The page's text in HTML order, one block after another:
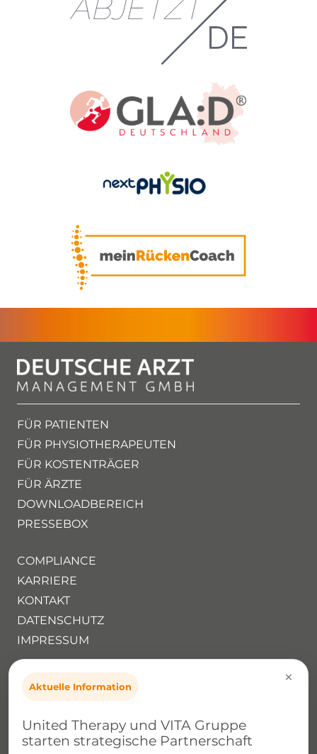
×
Aktuelle Information
United Therapy und VITA Gruppe
starten strategische Partnerschaft
FÜR PATIENTEN
FÜR PHYSIOTHERAPEUTEN
FÜR KOSTENTRÄGER
FÜR ÄRZTE
DOWNLOADBEREICH
PRESSEBOX
COMPLIANCE
KARRIERE
KONTAKT
DATENSCHUTZ
IMPRESSUM
Deutsche Arzt Management GmbH
Im Teelbruch 118
45219 Essen
Tel.:02054 9385650